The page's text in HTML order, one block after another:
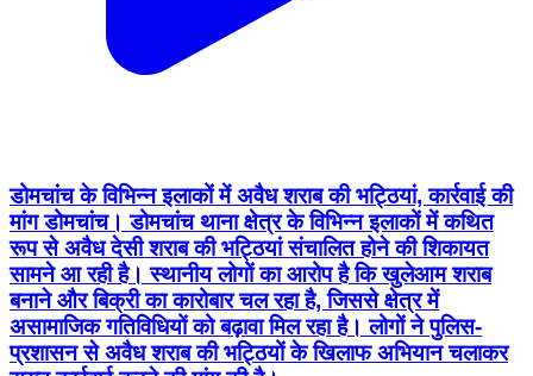
डोमचांच के विभिन्न इलाकों में अवैध शराब की भट्ठियां, कार्रवाई की
मांग डोमचांच। डोमचांच थाना क्षेत्र के विभिन्न इलाकों में कथित
रूप से अवैध देसी शराब की भट्ठियां संचालित होने की शिकायत
सामने आ रही है। स्थानीय लोगों का आरोप है कि खुलेआम शराब
बनाने और बिक्री का कारोबार चल रहा है, जिससे क्षेत्र में
असामाजिक गतिविधियों को बढ़ावा मिल रहा है। लोगों ने पुलिस-
प्रशासन से अवैध शराब की भट्ठियों के खिलाफ अभियान चलाकर